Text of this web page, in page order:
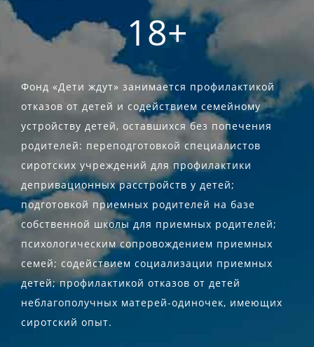
18+
Фонд «Дети ждут» занимается профилактикой
отказов от детей и содействием семейному
устройству детей, оставшихся без попечения
родителей: переподготовкой специалистов
сиротских учреждений для профилактики
депривационных расстройств у детей;
подготовкой приемных родителей на базе
собственной школы для приемных родителей;
психологическим сопровождением приемных
семей; содействием социализации приемных
детей; профилактикой отказов от детей
неблагополучных матерей-одиночек, имеющих
сиротский опыт.